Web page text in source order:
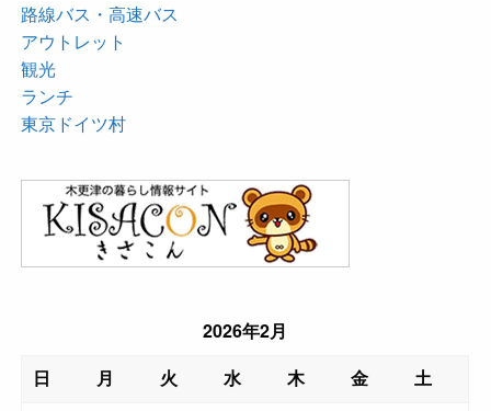
路線バス・高速バス
アウトレット
観光
ランチ
東京ドイツ村
2026年2月
日
月 火 水 木 金
土